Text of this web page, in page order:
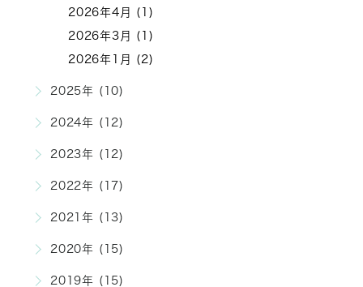
2026年4月 (1)
2026年3月 (1)
2026年1月 (2)
2025年 (10)
2024年 (12)
2023年 (12)
2022年 (17)
2021年 (13)
2020年 (15)
2019年 (15)